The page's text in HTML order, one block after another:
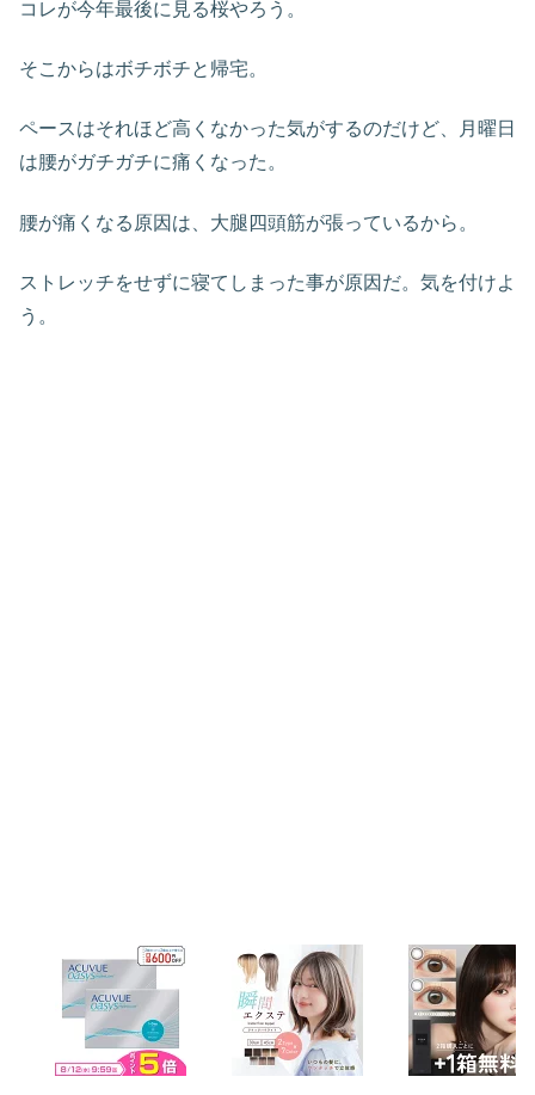
コレが今年最後に見る桜やろう。
そこからはボチボチと帰宅。
ペースはそれほど高くなかった気がするのだけど、月曜日
は腰がガチガチに痛くなった。
腰が痛くなる原因は、大腿四頭筋が張っているから。
ストレッチをせずに寝てしまった事が原因だ。気を付けよ
う。